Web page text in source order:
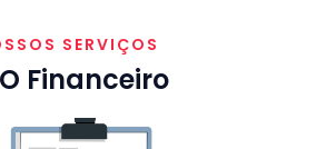
SERVIÇOS
Financeiro